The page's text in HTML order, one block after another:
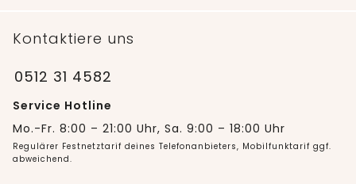
Kontaktiere uns
0512 31 4582
Service Hotline
Mo.-Fr. 8:00 – 21:00 Uhr, Sa. 9:00 – 18:00 Uhr
Regulärer Festnetztarif deines Telefonanbieters, Mobilfunktarif ggf.
abweichend.